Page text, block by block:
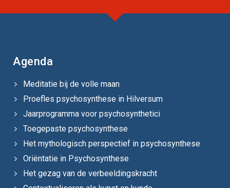
Agenda
Meditatie bij de volle maan
Proefles psychosynthese in Hilversum
Jaarprogramma voor psychosynthetici
Toegepaste psychosynthese
Het mythologisch perspectief in psychosynthese
Oriëntatie in Psychosynthese
Het gezag van de verbeeldingskracht